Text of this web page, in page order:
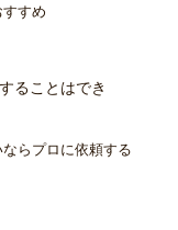
すめ
ることはでき
らプロに依頼する